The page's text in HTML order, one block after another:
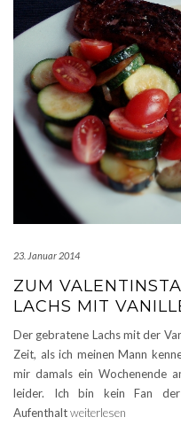
23. Januar 2014
ZUM
LACHS MIT
Der gebratene Lachs mit der
Zeit, als ich meinen Mann
mir damals ein Wochenende
leider. Ich bin kein Fan
Aufenthaltweiterlesen